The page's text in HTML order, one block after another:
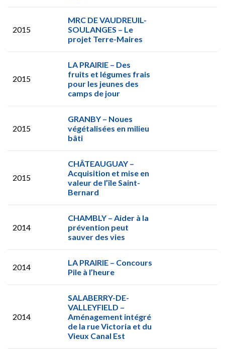
2015
MRC DE VAUDREUIL-
SOULANGES – Le
projet Terre-Maires
2015
LA PRAIRIE – Des
fruits et légumes frais
pour les jeunes des
camps de jour
2015
GRANBY – Noues
végétalisées en milieu
bâti
2015
CHÂTEAUGUAY –
Acquisition et mise en
valeur de l’île Saint-
Bernard
2014
CHAMBLY – Aider à la
prévention peut
sauver des vies
2014
LA PRAIRIE – Concours
Pile à l’heure
2014
SALABERRY-DE-
VALLEYFIELD –
Aménagement intégré
de la rue Victoria et du
Vieux Canal Est